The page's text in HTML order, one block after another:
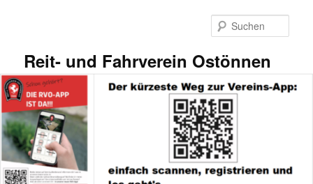
Reit- und Fahrverein Ostönnen